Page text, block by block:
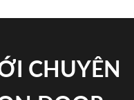
CHUYÊN